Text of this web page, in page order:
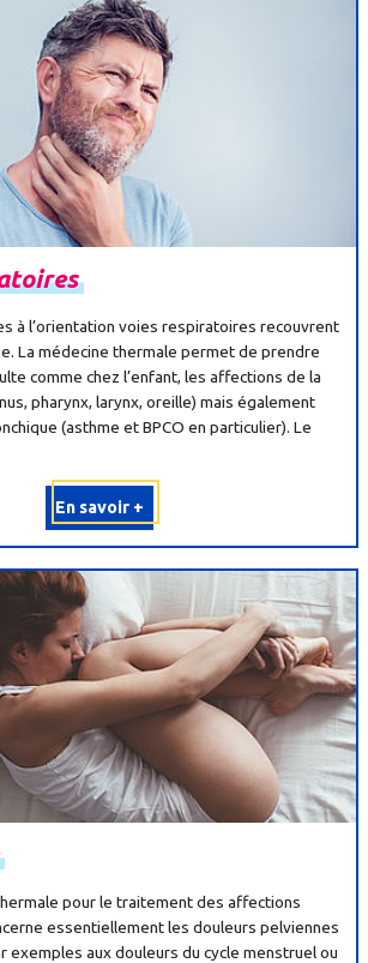
à l’orientation voies respiratoires recouvrent
La médecine thermale permet de prendre
comme chez l’enfant, les affections de la
pharynx, larynx, oreille) mais également
(asthme et BPCO en particulier). Le
En savoir +
pour le traitement des affections
essentiellement les douleurs pelviennes
exemples aux douleurs du cycle menstruel ou